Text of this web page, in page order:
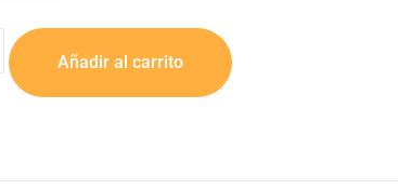
Añadir al carrito